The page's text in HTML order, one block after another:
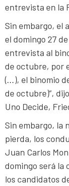
entrevista en la
Sin embargo, el
el domingo 27
entrevista al
de octubre, por
(…), el binomio
de octubre)”,
Uno Decide,
Sin embargo, la
pierda, los
Juan Carlos
domingo será la
los candidatos